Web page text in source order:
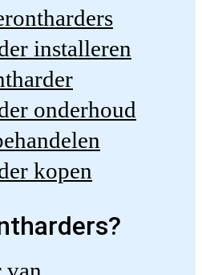
installeren
onderhoud
kopen